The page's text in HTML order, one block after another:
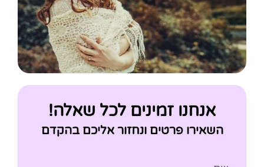
אנחנו זמינים לכל שאלה!
השאירו פרטים ונחזור אליכם בהקדם